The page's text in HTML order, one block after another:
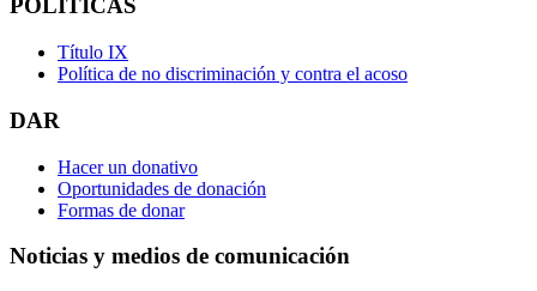
POLÍTICAS
Título IX
Política de no discriminación y contra el acoso
DAR
Hacer un donativo
Oportunidades de donación
Formas de donar
Noticias y medios de comunicación